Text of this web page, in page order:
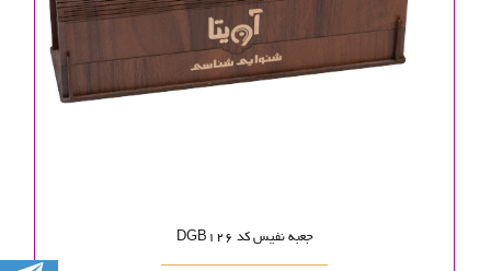
جعبه نفیس کد DGB126